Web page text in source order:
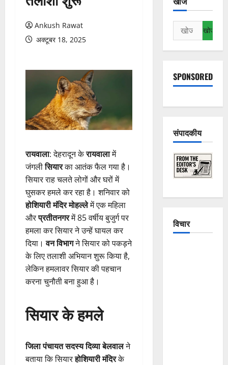
Ankush Rawat
अक्टूबर 18, 2025
रायवाला: देहरादून केरायवालामें
जंगलीसियारका आतंक फैल गया है।
सियार राह चलते लोगों और घरों में
घुसकर हमले कर रहा है। शनिवार को
होशियारी मंदिर मोहल्लेमें एक महिला
औरप्रतीतनगरमें 85 वर्षीय बुजुर्ग पर
हमला कर सियार ने उन्हें घायल कर
दिया।वन विभागने सियार को पकड़ने
के लिए तलाशी अभियान शुरू किया है,
लेकिन हमलावर सियार की पहचान
करना चुनौती बना हुआ है।
सियार के हमले
जिला पंचायत सदस्य दिव्या बेलवालने
बताया कि सियारहोशियारी मंदिरके
निम्न
को
खोजें:
SPONSORED
संपादकीय
विचार